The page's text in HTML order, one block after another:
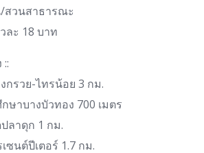
/สวนสาธารณะ
ละ 18 บาท
กรวย-ไทรน้อย 3 กม.
ษาบางบัวทอง 700 เมตร
ลาดุก 1 กม.
ซนต์ปีเตอร์ 1.7 กม.